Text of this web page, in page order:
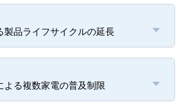
製品ライフサイクルの延長
よる複数家電の普及制限